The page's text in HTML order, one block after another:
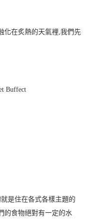
化在炙熱的天氣裡,我們先
Buffect
是住在各式各樣主題的
的食物絕對有一定的水